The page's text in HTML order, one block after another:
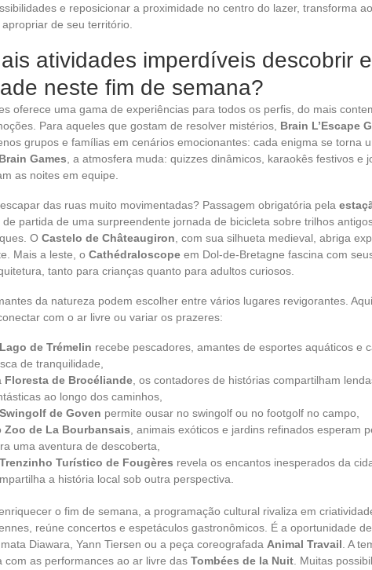
e reposicionar a proximidade no centro do lazer, transforma
de seu território.
atividades imperdíveis descobrir
neste fim de semana?
oferece uma gama de experiências para todos os perfis, do mais
Para aqueles que gostam de resolver mistérios, Brain L’Escape
grupos e famílias em cenários emocionantes: cada enigma se torna
Brain Games , a atmosfera muda: quizzes dinâmicos, karaokês festivos e
as noites em equipe.
das ruas muito movimentadas? Passagem obrigatória pela
de partida de uma surpreendente jornada de bicicleta sobre trilhos
O Castelo de Châteaugiron , com sua silhueta medieval, abriga
Mais a leste, o Cathédraloscope em Dol-de-Bretagne fascina com
tanto para crianças quanto para adultos curiosos.
da natureza podem escolher entre vários lugares revigorantes.
com o ar livre ou variar os prazeres:
Lago de Trémelin recebe pescadores, amantes de esportes aquáticos e
de tranquilidade,
Floresta de Brocéliande , os contadores de histórias compartilham
ao longo dos caminhos,
Swingolf de Goven permite ousar no swingolf ou no footgolf no campo,
Zoo de La Bourbansais , animais exóticos e jardins refinados esperam
uma aventura de descoberta,
Trenzinho Turístico de Fougères revela os encantos inesperados da
a história local sob outra perspectiva.
o fim de semana, a programação cultural rivaliza em
reúne concertos e espetáculos gastronômicos. É a oportunidade
Diawara, Yann Tiersen ou a peça coreografada Animal Travail . A
com as performances ao ar livre das Tombées de la Nuit . Muitas